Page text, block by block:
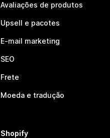
Avaliações de produtos
Upsell e pacotes
E-mail marketing
SEO
Frete
Moeda e tradução
Shopify